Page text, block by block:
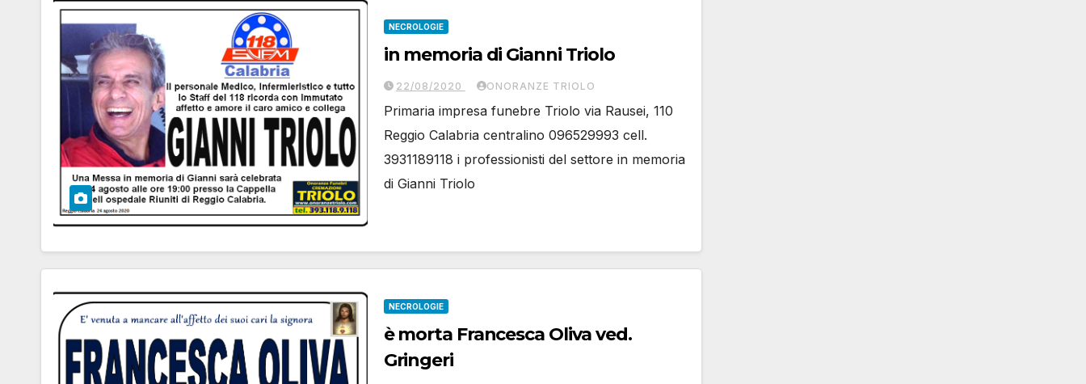
NECROLOGIE
in memoria di Gianni Triolo
22/08/2020 ONORANZE TRIOLO
Primaria impresa funebre Triolo via Rausei, 110
Reggio Calabria centralino 096529993 cell.
3931189118 i professionisti del settore in memoria
di Gianni Triolo
NECROLOGIE
è morta Francesca Oliva ved.
Gringeri